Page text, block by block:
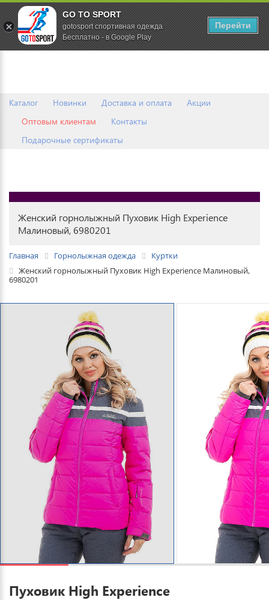
Каталог Новинки Доставка и оплата
Акции
Оптовым клиентам
Контакты
Подарочные сертификаты
0
Женский горнолыжный Пуховик High Experience
Малиновый, 6980201
Главная Горнолыжная одежда
Куртки
Женский горнолыжный Пуховик High Experience Малиновый,
6980201
Пуховик High Experience
GO TO SPORT
gotosport спортивная одежда
Бесплатно - в Google Play
Перейти